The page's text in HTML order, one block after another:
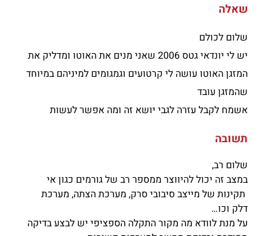
שאלה
שלום לכולם
יש לי יונדאי גטס 2006 שאני מנים את האוטו ומדליק את
המזגן האוטו עושה לי קרטועים וגמגומים למיניהם במיוחד
שהמזגן עובד
אשמח לקבל עזרה לגבי יושא זה ומה אפשר לעשות
תשובה
שלום רב,
במצב זה יכול להיווצר ממספר רב של גורמים כגון אי
תקינות של מייצב סיבובי סרק, מערכת הצתה, מערכת
דלק וכו…
על מנת לוודא מה מקור התקלה הספציפי יש לבצע בדיקה